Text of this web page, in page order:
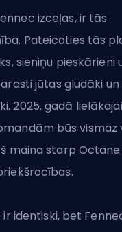
izceļas, ir tās
Pateicoties tās
sieniņu pieskārieni
jūtas gludāki un
2025. gadā
būs vismaz
maina starp Octane
ir identiski, bet